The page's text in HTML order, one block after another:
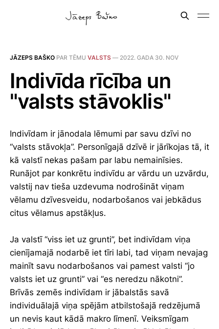
JĀZEPS BAŠKO PAR TĒMU VALSTS — 2022. GADA 30. NOV
Indivīda rīcība un
"valsts stāvoklis"
Indivīdam ir jānodala lēmumi par savu dzīvi no
“valsts stāvokļa”. Personīgajā dzīvē ir jārīkojas tā, it
kā valstī nekas pašam par labu nemainīsies.
Runājot par konkrētu indivīdu ar vārdu un uzvārdu,
valstij nav tieša uzdevuma nodrošināt viņam
vēlamu dzīvesveidu, nodarbošanos vai jebkādus
citus vēlamus apstākļus.
Ja valstī “viss iet uz grunti”, bet indivīdam viņa
cienījamajā nodarbē iet tīri labi, tad viņam nevajag
mainīt savu nodarbošanos vai pamest valsti “jo
valsts iet uz grunti” vai “es neredzu nākotni”.
Brīvās zemēs indivīdam ir jābalstās savā
individuālajā viņa spējām atbilstošajā redzējumā
un nevis kaut kādā makro līmenī. Veiksmīgam